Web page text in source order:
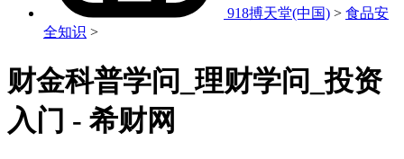
918搏天堂(中国) > 食品安
全知识 >
财金科普学问_理财学问_投资
入门 - 希财网